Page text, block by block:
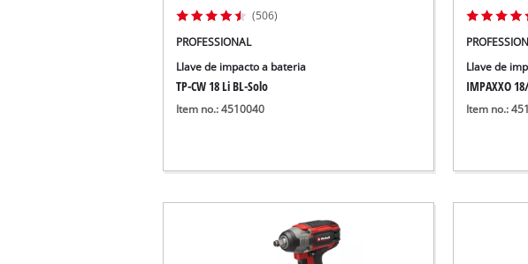
(506)
PROFESSIONAL
Llave de impacto a bateria
TP-CW 18 Li BL-Solo
Item no.: 4510040
Llave de
IMPAXXO
Item no.: